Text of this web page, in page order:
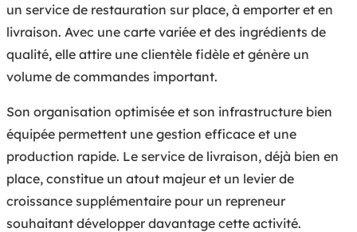
un service de restauration sur place, à emporter et en
livraison. Avec une carte variée et des ingrédients de
qualité, elle attire une clientèle fidèle et génère un
volume de commandes important.
Son organisation optimisée et son infrastructure bien
équipée permettent une gestion efficace et une
production rapide. Le service de livraison, déjà bien en
place, constitue un atout majeur et un levier de
croissance supplémentaire pour un repreneur
souhaitant développer davantage cette activité.